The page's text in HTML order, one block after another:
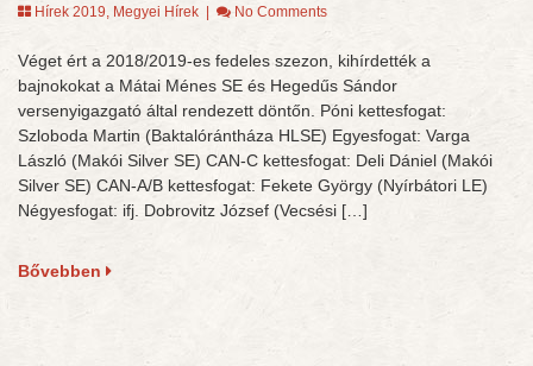
Hírek 2019, Megyei Hírek No Comments
Véget ért a 2018/2019-es fedeles szezon, kihírdették a
bajnokokat a Mátai Ménes SE és Hegedűs Sándor
versenyigazgató által rendezett döntőn. Póni kettesfogat:
Szloboda Martin (Baktalórántháza HLSE) Egyesfogat: Varga
László (Makói Silver SE) CAN-C kettesfogat: Deli Dániel (Makói
Silver SE) CAN-A/B kettesfogat: Fekete György (Nyírbátori LE)
Négyesfogat: ifj. Dobrovitz József (Vecsési […]
Bővebben